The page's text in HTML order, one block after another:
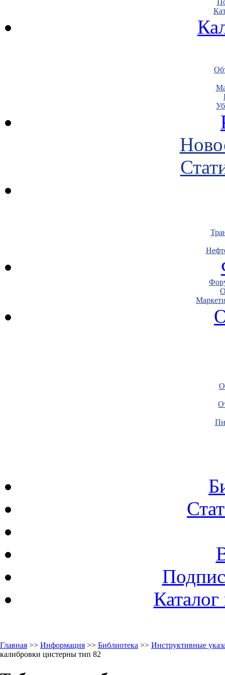
Главная >> Информация >> Библиотека >> Инструктивные
калибровки цистерны тип 82